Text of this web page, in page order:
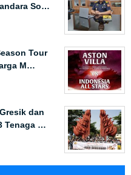
So…
Tour
M…
dan
Tenaga …